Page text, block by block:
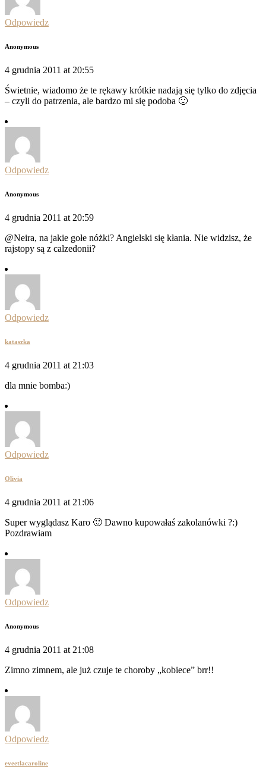
Odpowiedz
Anonymous
4 grudnia 2011 at 20:55
Świetnie, wiadomo że te rękawy krótkie nadają się tylko do zdjęcia
– czyli do patrzenia, ale bardzo mi się podoba 🙂
Odpowiedz
Anonymous
4 grudnia 2011 at 20:59
@Neira, na jakie gołe nóżki? Angielski się kłania. Nie widzisz, że
rajstopy są z calzedonii?
Odpowiedz
kataszka
4 grudnia 2011 at 21:03
dla mnie bomba:)
Odpowiedz
Olivia
4 grudnia 2011 at 21:06
Super wyglądasz Karo 🙂 Dawno kupowałaś zakolanówki ?:)
Pozdrawiam
Odpowiedz
Anonymous
4 grudnia 2011 at 21:08
Zimno zimnem, ale już czuje te choroby „kobiece” brr!!
Odpowiedz
eveetlacaroline